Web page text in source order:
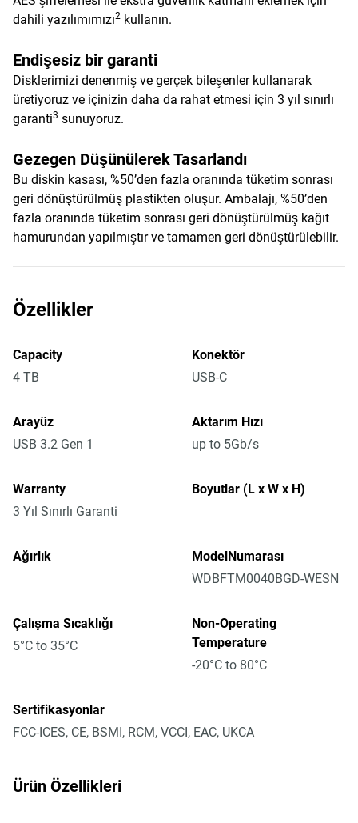
dahili yazılımımızı2 kullanın.
Endişesiz bir garanti
Disklerimizi denenmiş ve gerçek bileşenler kullanarak
üretiyoruz ve içinizin daha da rahat etmesi için 3 yıl sınırlı
garanti3 sunuyoruz.
Gezegen Düşünülerek Tasarlandı
Bu diskin kasası, %50’den fazla oranında tüketim sonrası
geri dönüştürülmüş plastikten oluşur. Ambalajı, %50’den
fazla oranında tüketim sonrası geri dönüştürülmüş kağıt
hamurundan yapılmıştır ve tamamen geri dönüştürülebilir.
Özellikler
Capacity
4 TB
Konektör
USB-C
Arayüz
USB 3.2 Gen 1
Aktarım Hızı
up to 5Gb/s
Warranty
3 Yıl Sınırlı Garanti
Boyutlar (L x W x H)
Ağırlık
ModelNumarası
WDBFTM0040BGD-WESN
Çalışma Sıcaklığı
5°C to 35°C
Non-Operating
Temperature
-20°C to 80°C
Sertifikasyonlar
FCC-ICES, CE, BSMI, RCM, VCCI, EAC, UKCA
Ürün Özellikleri